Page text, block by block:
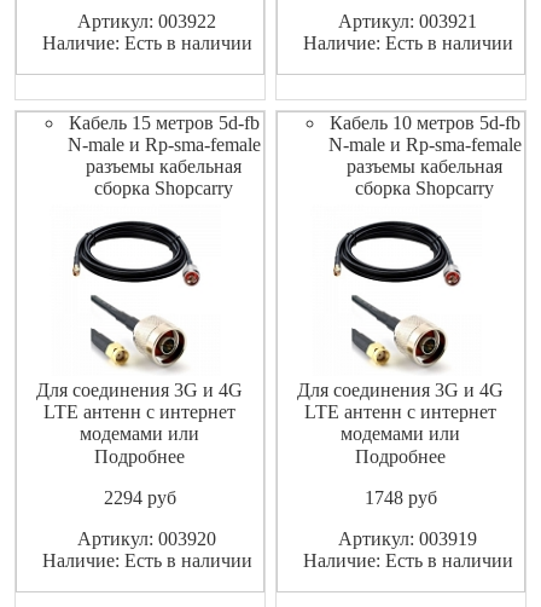
не допускает значительных
потерь высокочастотного
Артикул: 003922
Наличие: Есть в наличии
не допускает значительных
потерь высокочастотного
Артикул: 003921
Наличие: Есть в наличии
Кабель 15 метров 5d-fb
N-male и Rp-sma-female
разъемы кабельная
сборка Shopcarry
Для соединения 3G и 4G
LTE антенн с интернет
модемами или
маршрутизаторами
Высококачественный
не допускает значительных
потерь высокочастотного
Подробнее
2294pуб
Артикул: 003920
Наличие: Есть в наличии
Кабель 10 метров 5d-fb
N-male и Rp-sma-female
разъемы кабельная
сборка Shopcarry
Для соединения 3G и 4G
LTE антенн с интернет
модемами или
маршрутизаторами
Высококачественный
не допускает значительных
потерь высокочастотного
Подробнее
1748pуб
Артикул: 003919
Наличие: Есть в наличии